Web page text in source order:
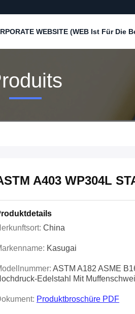
WEBSITE (WEB Ist Für Die
A403 WP304L
China
Kasugai
ASTM A182 ASME
Edelstahl Mit
Produktbroschüre PDF